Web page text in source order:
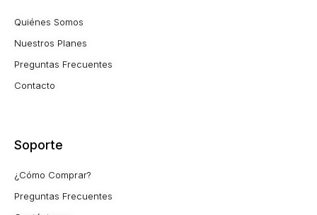
Quiénes Somos
Nuestros Planes
Preguntas Frecuentes
Contacto
Soporte
¿Cómo Comprar?
Preguntas Frecuentes